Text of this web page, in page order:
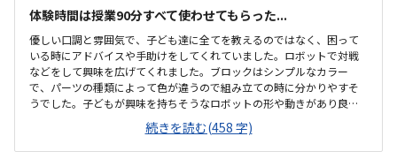
体験時間は授業90分すべて使わせてもらった...
優しい口調と雰囲気で、子ども達に全てを教えるのではなく、困って
いる時にアドバイスや手助けをしてくれていました。ロボットで対戦
などをして興味を広げてくれました。ブロックはシンプルなカラー
で、パーツの種類によって色が違うので組み立ての時に分かりやすそ
うでした。子どもが興味を持ちそうなロボットの形や動きがあり良か
ったです。駐車場は停めやすく、分かりやすい場所にあるので助かり
ます。近くに別の施設もあるので、習ってない兄弟が過ごしやすいと
思いました。教室はシンプルで余計なものが置いてないので集中でき
続きを読む(458 字)